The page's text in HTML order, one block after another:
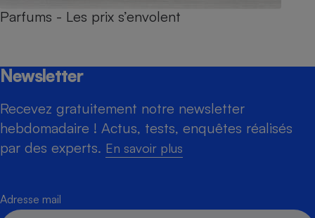
Parfums - Les prix s’envolent
Newsletter
Recevez gratuitement notre newsletter
hebdomadaire ! Actus, tests, enquêtes réalisés
par des experts. En savoir plus
Adresse mail